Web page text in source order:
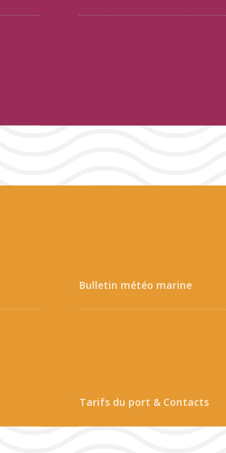
Bulletin météo marine
Tarifs du port & Contacts